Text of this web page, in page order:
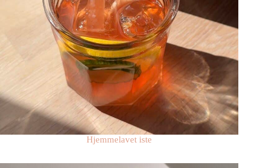
Hjemmelavet iste